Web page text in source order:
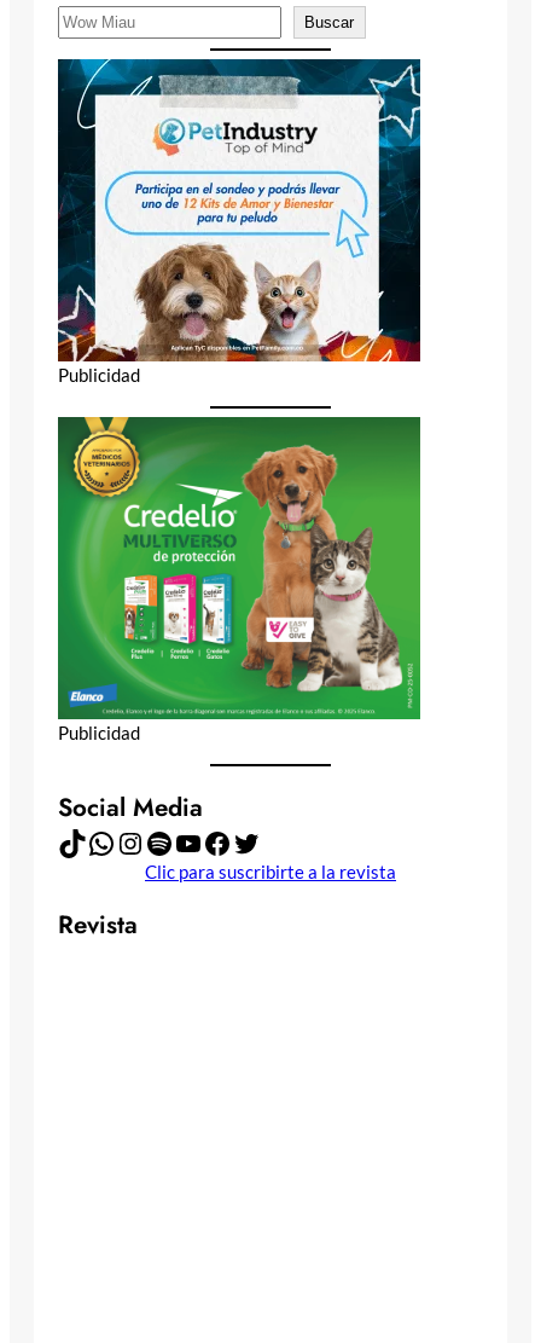
Buscar
Publicidad
Publicidad
Social Media
TikTok WhatsApp Instagram Spotify YouTube Facebook Twitter
Clic para suscribirte a la revista
Revista